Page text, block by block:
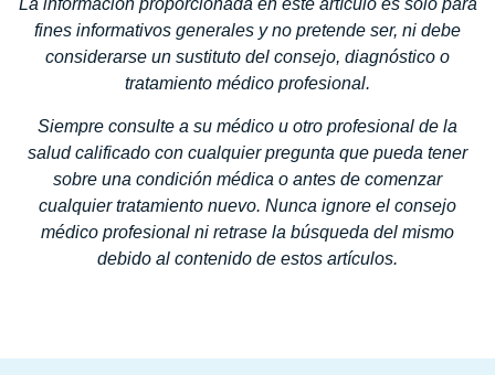
La información proporcionada en este artículo es solo para
fines informativos generales y no pretende ser, ni debe
considerarse un sustituto del consejo, diagnóstico o
tratamiento médico profesional.
Siempre consulte a su médico u otro profesional de la
salud calificado con cualquier pregunta que pueda tener
sobre una condición médica o antes de comenzar
cualquier tratamiento nuevo. Nunca ignore el consejo
médico profesional ni retrase la búsqueda del mismo
debido al contenido de estos artículos.